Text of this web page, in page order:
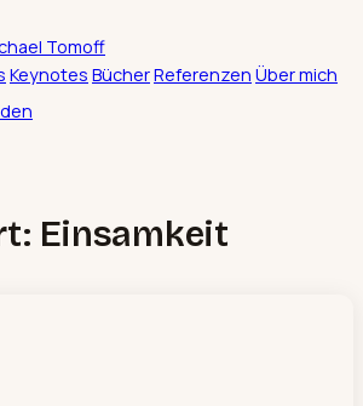
Tomoff
Keynotes BücherReferenzen Über mich
Einsamkeit